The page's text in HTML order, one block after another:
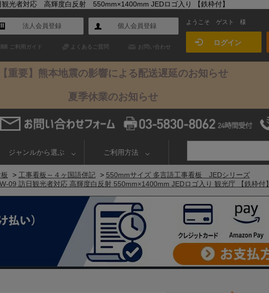
光者対応 高輝度白反射 550mm×1400mm JEDロゴ入り 【鉄枠付】
法人会員登録 個人会員登録
ご利用ガイド よくあるご質問 お問い合わせ
ようこそ ゲスト 様
ログイン
重要】熊本地震の影響による配送遅延のお知らせ
夏季休業のお知らせ
ジャンルから選ぶ ご利用方法
> 工事看板～４ヶ国語併記 > 550mmサイズ 多言語工事看板 JEDシリーズ
09 訪日観光者対応 高輝度白反射 550mm×1400mm JEDロゴ入り 観光庁 【鉄枠付】